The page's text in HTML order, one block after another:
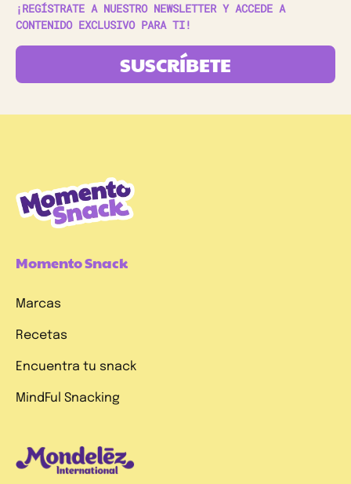
¡REGÍSTRATE A NUESTRO NEWSLETTER Y ACCEDE A
CONTENIDO EXCLUSIVO PARA TI!
SUSCRÍBETE
Momento Snack
Marcas
Recetas
Encuentra tu snack
MindFul Snacking